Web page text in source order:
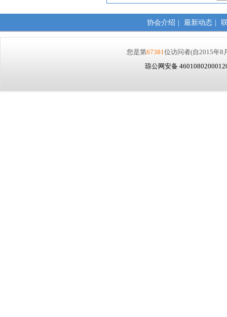
协会介绍 最新动态
您是第67381位访问者(自2015年8
琼公网安备